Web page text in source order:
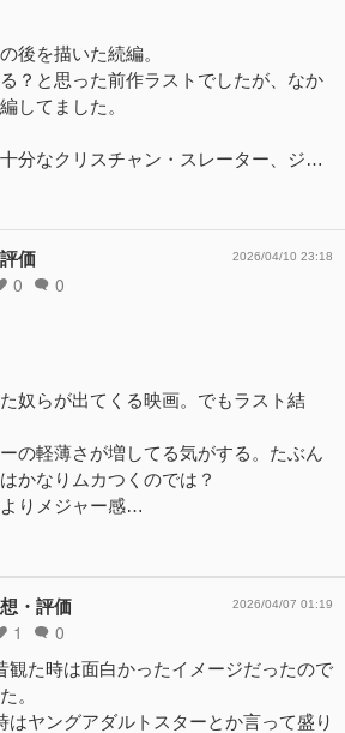
後を描いた続編。
？と思った前作ラストでしたが、なか
してました。
分なクリスチャン・スレーター、ジ…
価
0 0
2026/04/10 23:18
奴らが出てくる映画。でもラスト結
の軽薄さが増してる気がする。たぶん
かなりムカつくのでは？
りメジャー感…
・評価
1 0
2026/04/07 01:19
観た時は面白かったイメージだったので
。
はヤングアダルトスターとか言って盛り